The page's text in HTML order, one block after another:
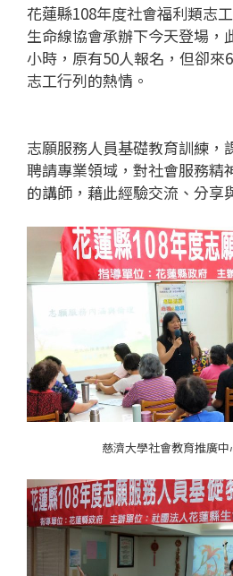
花蓮縣108年度社會福利類志
生命線協會承辦下今天登場，
小時，原有50人報名，但卻來
志工行列的熱情。
志願服務人員基礎教育訓練，
聘請專業領域，對社會服務精
的講師，藉此經驗交流、分享
慈濟大學社會教育推廣